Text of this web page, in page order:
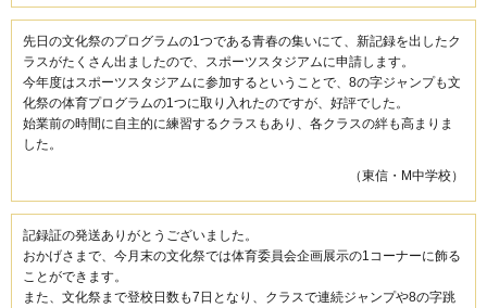
先日の文化祭のプログラムの1つである青春の集いにて、新記録を出したク
ラスがたくさん出ましたので、スポーツスタジアムに申請します。
今年度はスポーツスタジアムに参加するということで、8の字ジャンプも文
化祭の体育プログラムの1つに取り入れたのですが、好評でした。
始業前の時間に自主的に練習するクラスもあり、各クラスの絆も高まりま
した。
（東信・M中学校）
記録証の発送ありがとうございました。
おかげさまで、今月末の文化祭では体育委員会企画展示の1コーナーに飾る
ことができます。
また、文化祭まで登校日数も7日となり、クラスで連続ジャンプや8の字跳